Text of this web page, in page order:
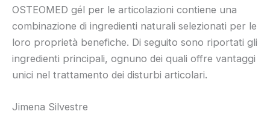
OSTEOMED gél per le articolazioni contiene una
combinazione di ingredienti naturali selezionati per le
loro proprietà benefiche. Di seguito sono riportati gli
ingredienti principali, ognuno dei quali offre vantaggi
unici nel trattamento dei disturbi articolari.
Jimena Silvestre